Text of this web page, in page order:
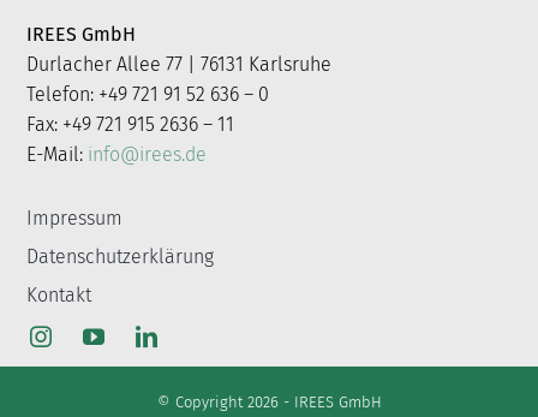
IREES GmbH
Durlacher Allee 77 | 76131 Karlsruhe
Telefon: +49 721 91 52 636 – 0
Fax: +49 721 915 2636 – 11
E-Mail: info@irees.de
Impressum
Datenschutzerklärung
Kontakt
© Copyright 2026 - IREES GmbH